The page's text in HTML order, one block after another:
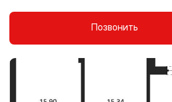
Позвонить